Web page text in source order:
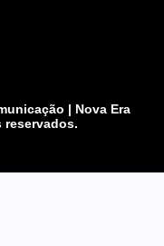
| Nova Era
reservados.